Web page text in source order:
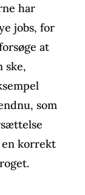
har
jobs, for
at
ske,
som
korrekt